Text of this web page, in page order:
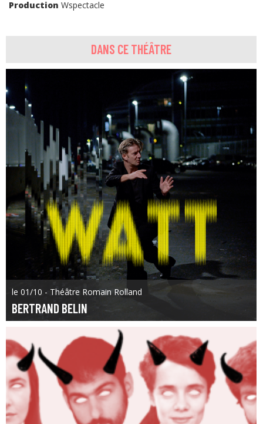
Production Wspectacle
DANS CE THÉÂTRE
le 01/10 - Théâtre Romain Rolland
BERTRAND BELIN